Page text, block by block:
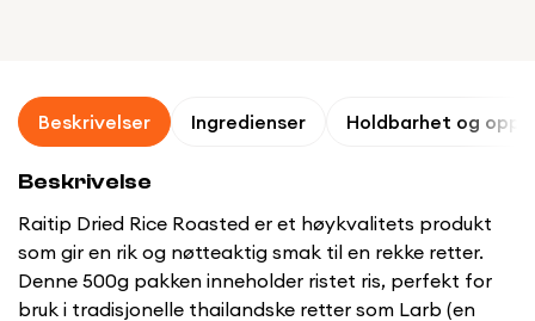
Beskrivelser Ingredienser Holdbarhet og
Beskrivelse
Raitip Dried Rice Roasted er et høykvalitets produkt
som gir en rik og nøtteaktig smak til en rekke retter.
Denne 500g pakken inneholder ristet ris, perfekt for
bruk i tradisjonelle thailandske retter som Larb (en